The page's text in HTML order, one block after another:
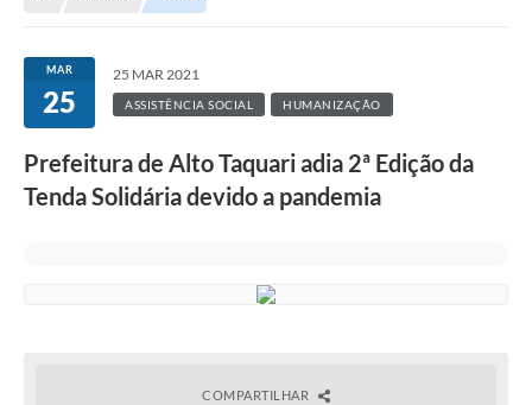
MAR
25
25 MAR 2021
ASSISTÊNCIA SOCIAL HUMANIZAÇÃO
Prefeitura de Alto Taquari adia 2ª Edição da
Tenda Solidária devido a pandemia
COMPARTILHAR